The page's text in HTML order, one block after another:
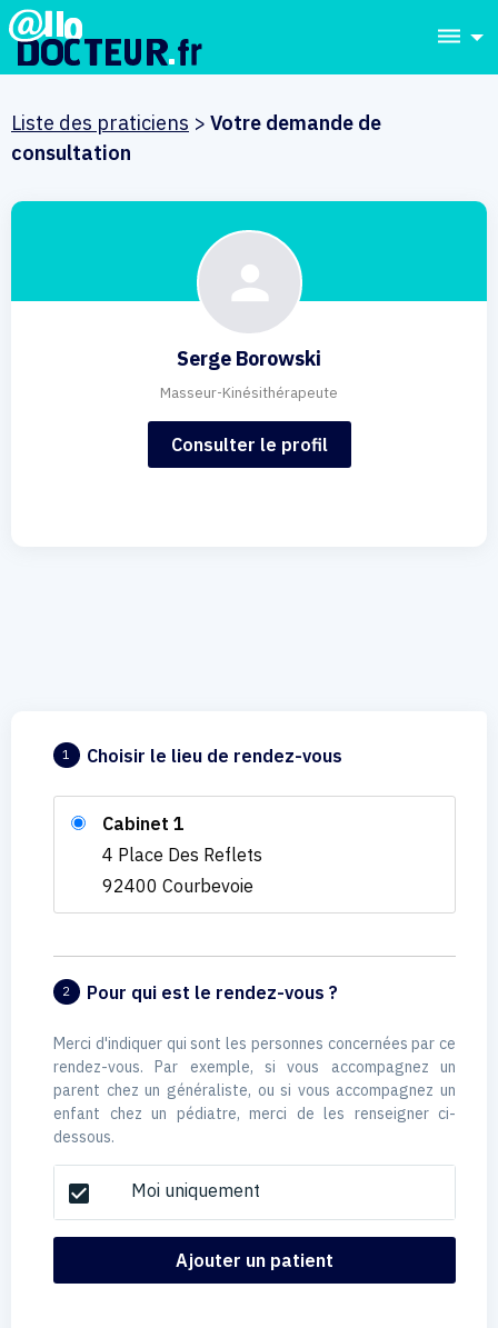
dehaze
Liste des praticiens > Votre demande de
consultation
Serge Borowski
Masseur-Kinésithérapeute
Consulter le profil
1 Choisir le lieu de rendez-vous
Cabinet 1
4 Place Des Reflets
92400 Courbevoie
2 Pour qui est le rendez-vous ?
Merci d'indiquer qui sont les personnes concernées par ce
rendez-vous. Par exemple, si vous accompagnez un
parent chez un généraliste, ou si vous accompagnez un
enfant chez un pédiatre, merci de les renseigner ci-
dessous.
check_box Moi uniquement
Ajouter un patient